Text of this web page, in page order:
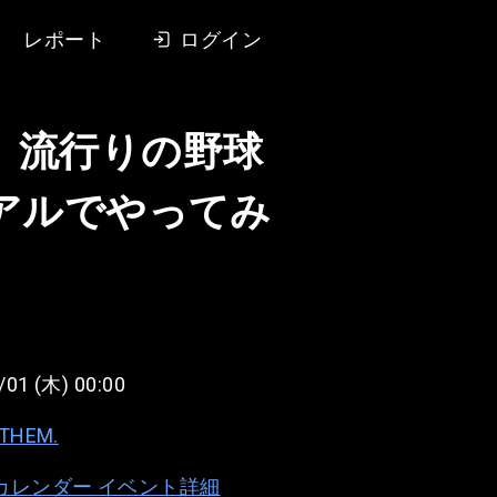
レポート ログイン
流行りの野球
ルでやってみ
(木) 00:00
レンダー イベント詳細